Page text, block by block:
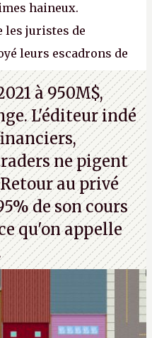
haineux.
les juristes de
leurs escadrons de
du copyright
Sam continuera
sur vos
à 950M$,
L'éditeur indé
ne pigent
au privé
de son cours
qu'on appelle